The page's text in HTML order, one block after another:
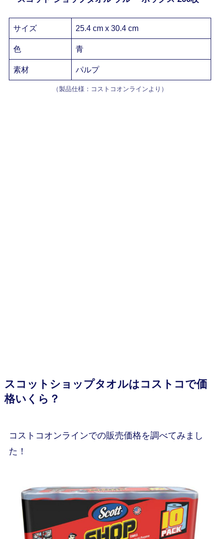
サイズ 25.4 cm x 30.4 cm
色 青
素材 パルプ
（製品仕様：コストコオンラインより）
スコットショップタオルはコストコで価
格いくら？
コストコオンラインでの販売価格を調べてみまし
た！